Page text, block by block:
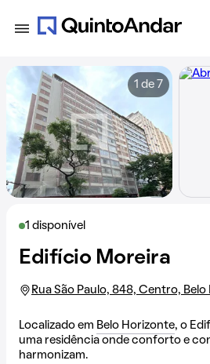
1 disponível
Edifício Moreira
Rua São Paulo, 848, Centro,
Localizado em Belo Horizonte, o
uma residência onde conforto e
harmonizam.
1 de 7